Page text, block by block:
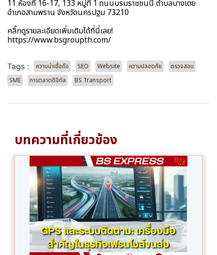
11 ห้องที่ 16-17, 133 หมู่ที่ 1 ถนนบรมราชชนนี ตำบลบางเตย
อำเภอสามพราน จังหวัดนครปฐม 73210
คลิ๊กดูรายละเอียดเพิ่มเติมได้ที่นี่เลย!
https://www.bsgroupth.com/
Tags : ความน่าเชื่อถือ SEO Website ความปลอดภัย
ตรวจสอบ
SME
การตลาดดิจิทัล BS Transport
บทความที่เกี่ยวข้อง